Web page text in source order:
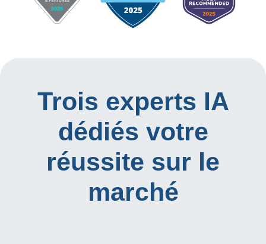
Trois experts IA
dédiés votre
réussite sur le
marché